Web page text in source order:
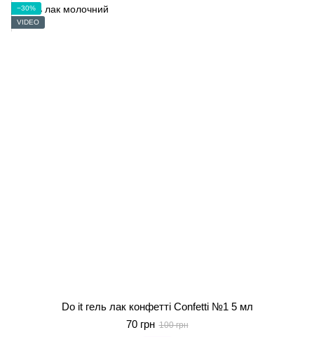
−30%
VIDEO
Do it гель лак конфетті Confetti №1 5 мл
70 грн 100 грн